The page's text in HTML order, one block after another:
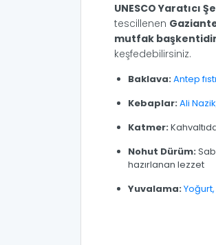
UNESCO Yaratıcı
tescillenen
mutfak başkentidir
keşfedebilirsiniz.
Baklava:Antep
Kebaplar:Ali Nazik
Katmer:
Nohut Dürüm:
hazırlanan lezzet
Yuvalama: